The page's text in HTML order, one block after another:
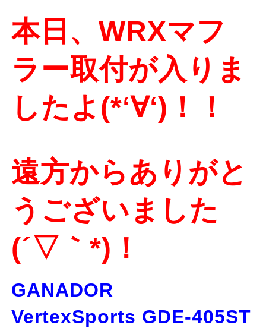
本日、WRXマフ
ラー取付が入りま
したよ(*‘∀‘)！！
遠方からありがと
うございました
(´▽｀*)！
GANADOR
VertexSports GDE-405ST